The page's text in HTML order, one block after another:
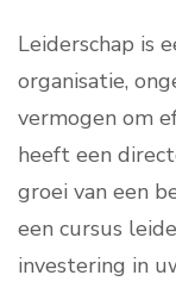
Leiderschap is
organisatie,
vermogen om
heeft een
groei van een
een cursus
investering in